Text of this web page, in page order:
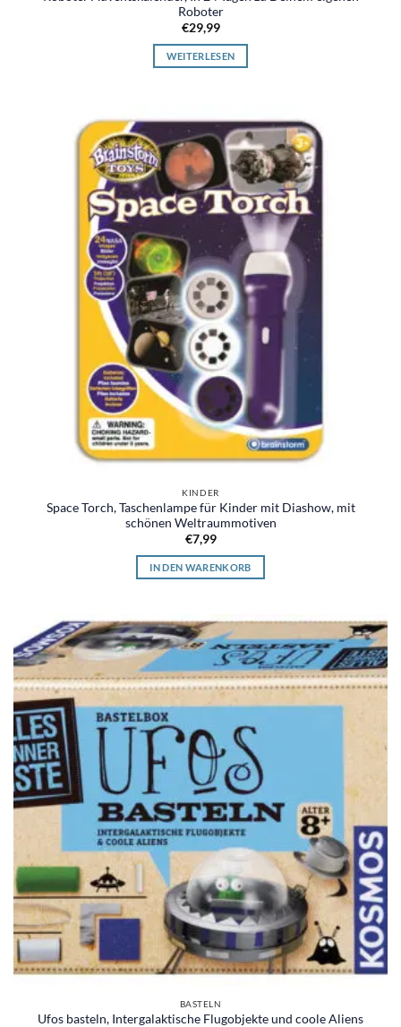
Roboter
€29,99
WEITERLESEN
KINDER
Space Torch, Taschenlampe für Kinder mit Diashow, mit
schönen Weltraummotiven
€7,99
IN DEN WARENKORB
BASTELN
Ufos basteln, Intergalaktische Flugobjekte und coole Aliens